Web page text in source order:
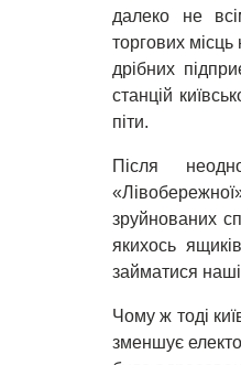
далеко не
торгових
дрібних
станцій
піти.
Після
зруйнованих
якихось
займатися
Чому ж тоді
зменшує